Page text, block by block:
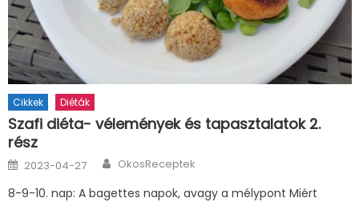
Cikkek Diéták
Szafi diéta- vélemények és tapasztalatok 2.
rész
Posted
on
2023-04-27 Author
OkosReceptek
8-9-10. nap: A bagettes napok, avagy a mélypont Miért